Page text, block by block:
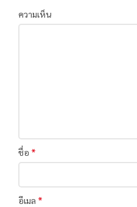
ความเห็น
ชื่อ *
อีเมล *